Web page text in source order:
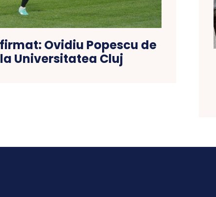
Ovidiu Popescu de
la Universitatea Cluj